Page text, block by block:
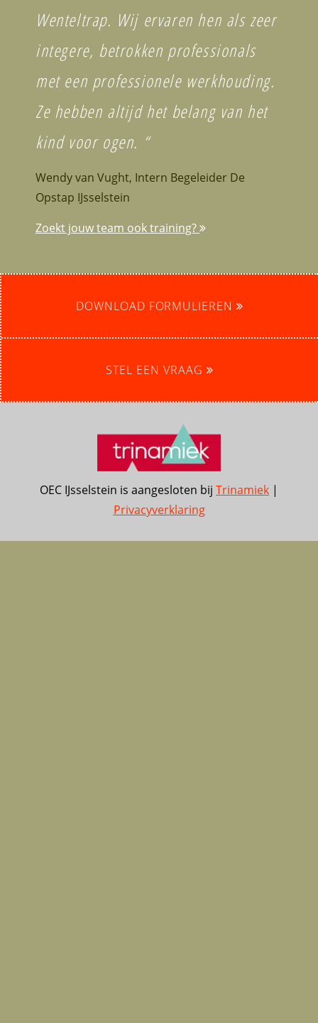
Wenteltrap. Wij ervaren hen als zeer
integere, betrokken professionals
met een professionele werkhouding.
Ze hebben altijd het belang van het
kind voor ogen. “
Wendy van Vught, Intern Begeleider De
Opstap IJsselstein
Zoekt jouw team ook training?
DOWNLOAD FORMULIEREN
STEL EEN VRAAG
OEC IJsselstein is aangesloten bij Trinamiek |
Privacyverklaring